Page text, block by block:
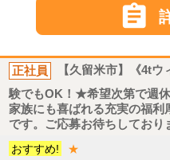

正社員
【久留米市】《4t
験でもOK！★希望次第で週
家族にも喜ばれる充実の福
です。ご応募お待ちしており
おすすめ!
★